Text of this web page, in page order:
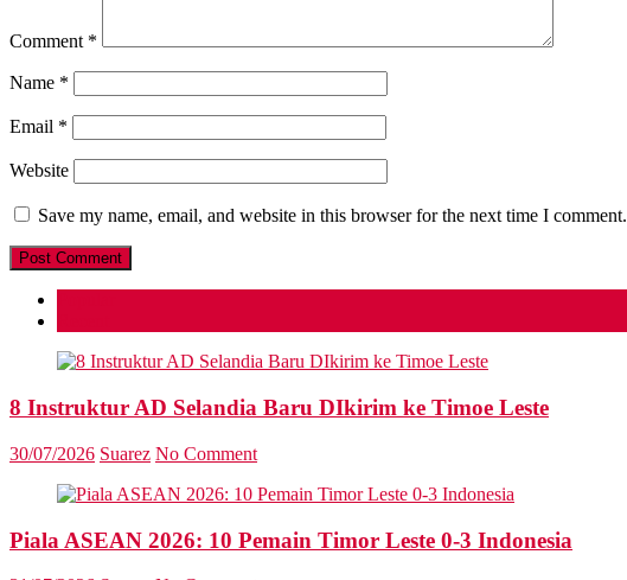
Comment *
Name *
Email *
Website
Save my name, email, and website in this browser for the next time I comment.
8 Instruktur AD Selandia Baru DIkirim ke Timoe Leste
30/07/2026 Suarez No Comment
Piala ASEAN 2026: 10 Pemain Timor Leste 0-3 Indonesia